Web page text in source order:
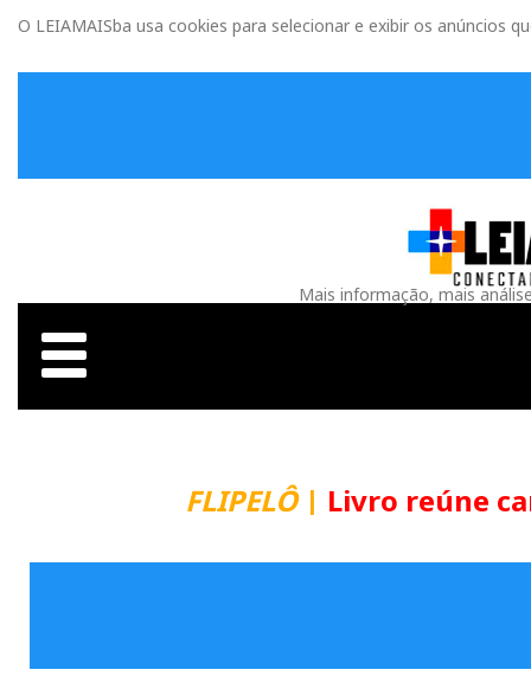
O LEIAMAISba usa cookies para selecionar e exibir os anúncios
Mais informação, mais
FLIPELÔ|Livro reúne